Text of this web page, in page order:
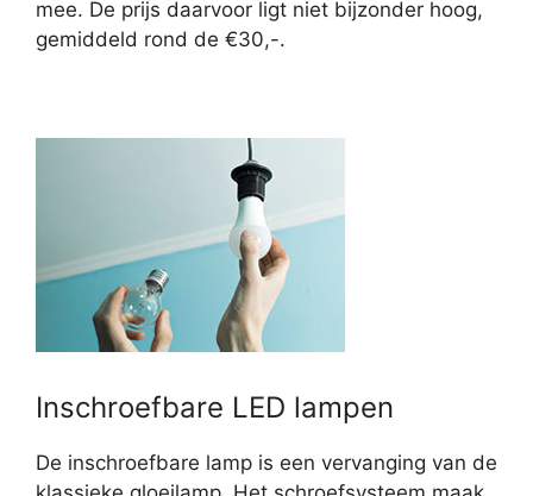
mee. De prijs daarvoor ligt niet bijzonder hoog,
gemiddeld rond de €30,-.
Inschroefbare LED lampen
De inschroefbare lamp is een vervanging van de